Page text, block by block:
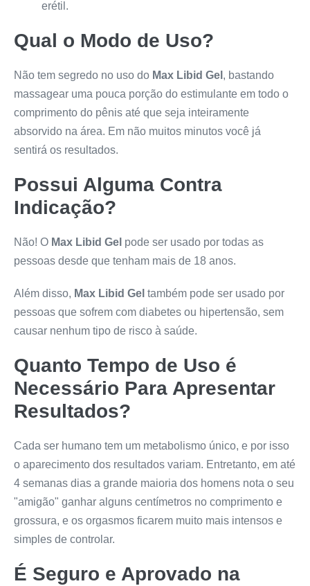
erétil.
Qual o Modo de Uso?
Não tem segredo no uso do Max Libid Gel , bastando
massagear uma pouca porção do estimulante em todo o
comprimento do pênis até que seja inteiramente
absorvido na área. Em não muitos minutos você já
sentirá os resultados.
Possui Alguma Contra
Indicação?
Não! O Max Libid Gel pode ser usado por todas as
pessoas desde que tenham mais de 18 anos.
Além disso, Max Libid Gel também pode ser usado por
pessoas que sofrem com diabetes ou hipertensão, sem
causar nenhum tipo de risco à saúde.
Quanto Tempo de Uso é
Necessário Para Apresentar
Resultados?
Cada ser humano tem um metabolismo único, e por isso
o aparecimento dos resultados variam. Entretanto, em até
4 semanas dias a grande maioria dos homens nota o seu
"amigão" ganhar alguns centímetros no comprimento e
grossura, e os orgasmos ficarem muito mais intensos e
simples de controlar.
É Seguro e Aprovado na